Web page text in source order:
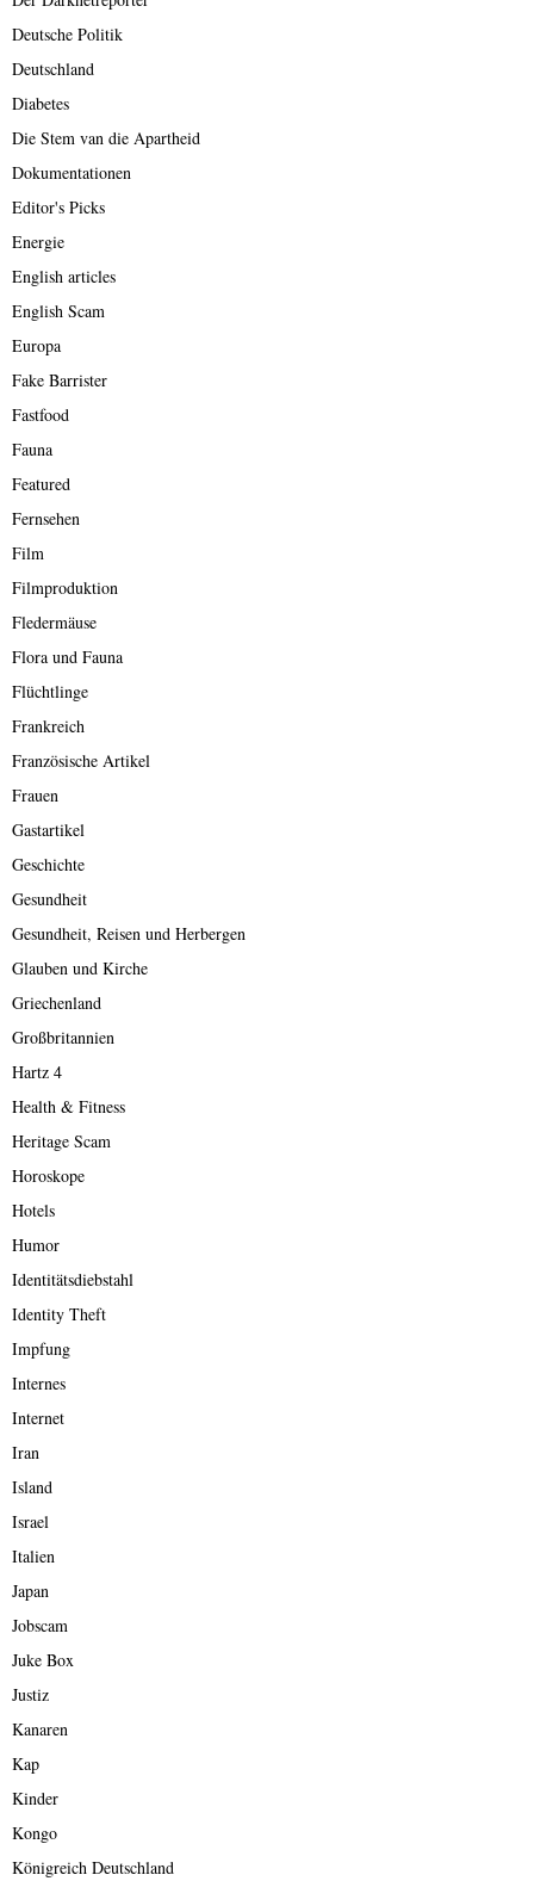
Deutsche Politik
Deutschland
Diabetes
Die Stem van die Apartheid
Dokumentationen
Editor's Picks
Energie
English articles
English Scam
Europa
Fake Barrister
Fastfood
Fauna
Featured
Fernsehen
Film
Filmproduktion
Fledermäuse
Flora und Fauna
Flüchtlinge
Frankreich
Französische Artikel
Frauen
Gastartikel
Geschichte
Gesundheit
Gesundheit, Reisen und Herbergen
Glauben und Kirche
Griechenland
Großbritannien
Hartz 4
Health & Fitness
Heritage Scam
Horoskope
Hotels
Humor
Identitätsdiebstahl
Identity Theft
Impfung
Internes
Internet
Iran
Island
Israel
Italien
Japan
Jobscam
Juke Box
Justiz
Kanaren
Kap
Kinder
Kongo
Königreich Deutschland